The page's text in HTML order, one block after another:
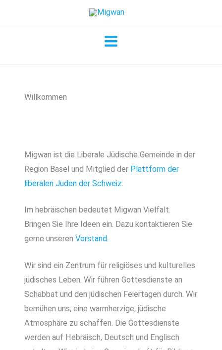
Willkommen
Migwan ist die Liberale Jüdische Gemeinde in der
Region Basel und Mitglied der Plattform der
liberalen Juden der Schweiz
Im hebräischen bedeutet Migwan Vielfalt.
Bringen Sie Ihre Ideen ein. Dazu kontaktieren Sie
gerne unserenVorstand.
Wir sind ein Zentrum für religiöses und kulturelles
jüdisches Leben. Wir führen Gottesdienste an
Schabbat und den jüdischen Feiertagen durch. Wir
bemühen uns, eine warmherzige, jüdische
Atmosphäre zu schaffen. Die Gottesdienste
werden auf Hebräisch, Deutsch und Englisch